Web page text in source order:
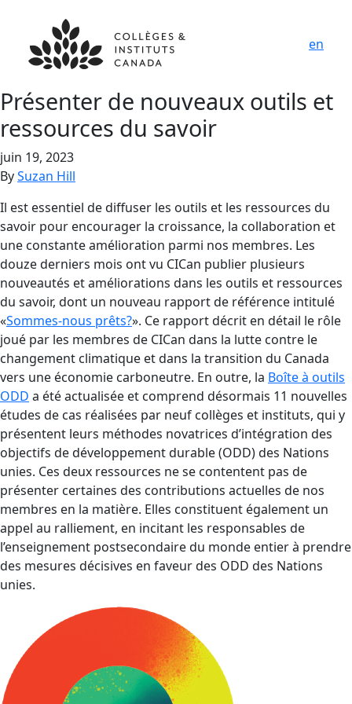
en
Présenter de nouveaux outils et
ressources du savoir
juin 19, 2023
BySuzan Hill
Il est essentiel de diffuser les outils et les ressources du
savoir pour encourager la croissance, la collaboration et
une constante amélioration parmi nos membres. Les
douze derniers mois ont vu CICan publier plusieurs
nouveautés et améliorations dans les outils et ressources
du savoir, dont un nouveau rapport de référence intitulé
«Sommes-nous prêts?». Ce rapport décrit en détail le rôle
joué par les membres de CICan dans la lutte contre le
changement climatique et dans la transition du Canada
vers une économie carboneutre. En outre, la Boîte à outils
ODD a été actualisée et comprend désormais 11 nouvelles
études de cas réalisées par neuf collèges et instituts, qui y
présentent leurs méthodes novatrices d’intégration des
objectifs de développement durable (ODD) des Nations
unies. Ces deux ressources ne se contentent pas de
présenter certaines des contributions actuelles de nos
membres en la matière. Elles constituent également un
appel au ralliement, en incitant les responsables de
l’enseignement postsecondaire du monde entier à prendre
des mesures décisives en faveur des ODD des Nations
unies.